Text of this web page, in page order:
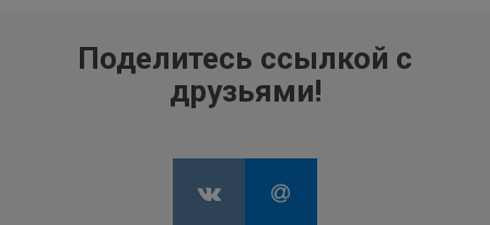
Поделитесь ссылкой с
друзьями!